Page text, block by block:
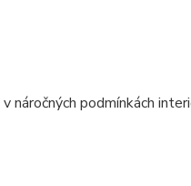
náročných podmínkách